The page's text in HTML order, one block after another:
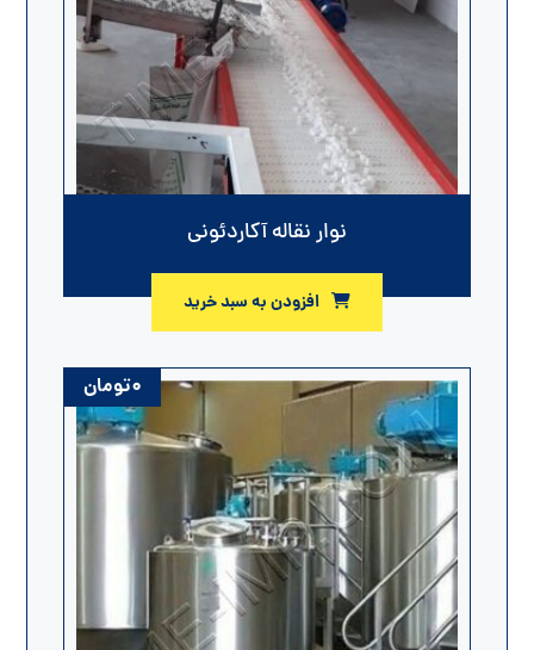
نوار نقاله آکاردئونی
افزودن به سبد خرید
۰تومان